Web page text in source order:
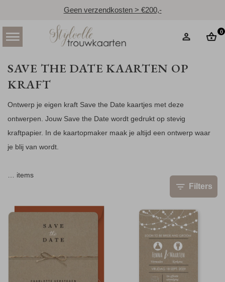
Geen verzendkosten > €200,-
0
SAVE THE DATE KAARTEN OP
KRAFT
Ontwerp je eigen kraft Save the Date kaartjes met deze
ontwerpen. Jouw Save the Date wordt gedrukt op stevig
kraftpapier. In de kaartopmaker maak je altijd een ontwerp waar
je blij van wordt.
items
Filters